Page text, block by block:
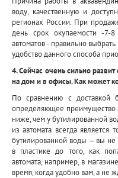
воду, качественную и
регионах России. При
день срок окупаемости -7-8
автоматов - правильно
удобство данного способа
4. Сейчас очень сильно
на дом и в офисы. Как может
По сравнению с доставкой
определяющее преимущество
ниже, чем у бутилированной
из автомата всегда
бутилированной воды — вы не
в пластике до того, как
автомата, например, в
время, когда удобно вам, а не